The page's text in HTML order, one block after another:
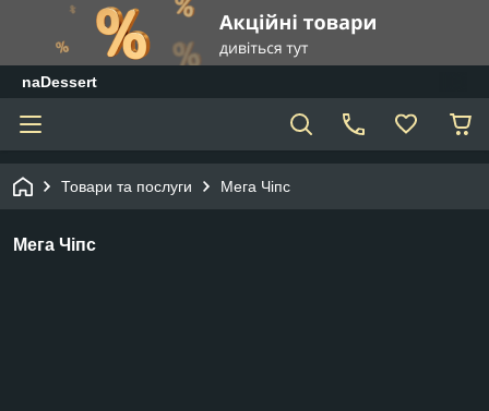
naDessert
Товари та послуги Мега Чіпс
Мега Чіпс